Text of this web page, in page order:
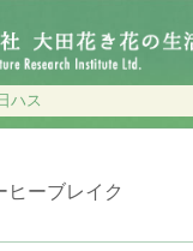
ハス
ヒーブレイク